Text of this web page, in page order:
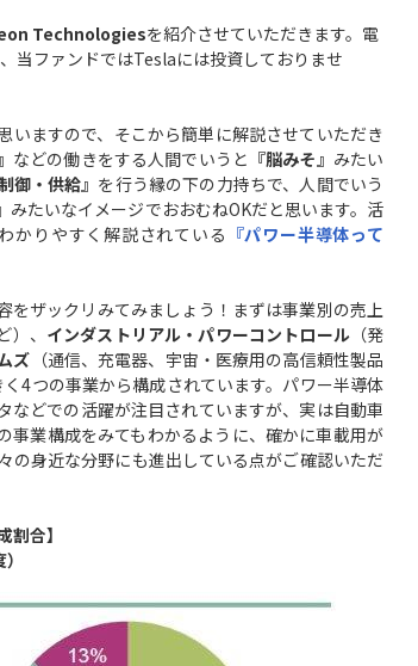
Technologiesを紹介させていただきます。電
当ファンドではTeslaには投資しておりませ
ますので、そこから簡単に解説させていただき
などの働きをする人間でいうと 『脳みそ』 みたい
御・供給』 を行う縁の下の力持ちで、人間でいう
みたいなイメージでおおむねOKだと思います。活
かりやすく解説されている 『パワー半導体って
ザックリみてみましょう！まずは事業別の売上
）、 インダストリアル・パワーコントロール（発
ズ （通信、充電器、宇宙・医療用の高信頼性製品
く4つの事業から構成されています。パワー半導体
などでの活躍が注目されていますが、実は自動車
事業構成をみてもわかるように、確かに車載用が
の身近な分野にも進出している点がご確認いただ
割合】